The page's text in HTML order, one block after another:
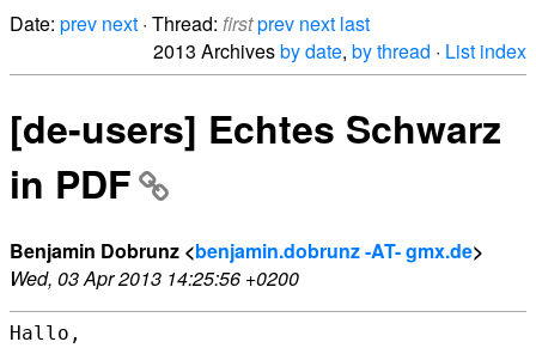
Date: prev next · Thread: firstprev next last
2013 Archivesby date, by thread · List index
[de-users] Echtes Schwarz
in PDF
Benjamin Dobrunz <benjamin.dobrunz -AT- gmx.de>
Wed, 03 Apr 2013 14:25:56 +0200
Hallo,